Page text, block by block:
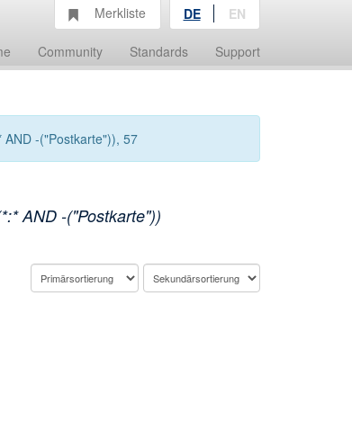
Community Standards Support
Merkliste DE EN
-("Postkarte")), 57
AND -("Postkarte"))